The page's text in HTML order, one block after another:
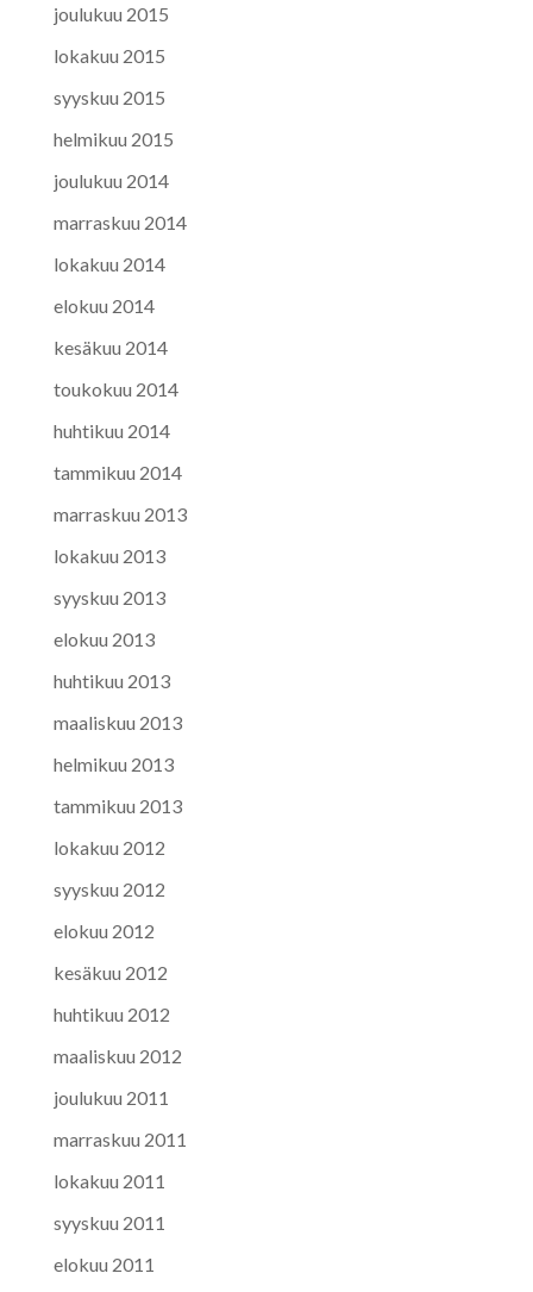
joulukuu 2015
lokakuu 2015
syyskuu 2015
helmikuu 2015
joulukuu 2014
marraskuu 2014
lokakuu 2014
elokuu 2014
kesäkuu 2014
toukokuu 2014
huhtikuu 2014
tammikuu 2014
marraskuu 2013
lokakuu 2013
syyskuu 2013
elokuu 2013
huhtikuu 2013
maaliskuu 2013
helmikuu 2013
tammikuu 2013
lokakuu 2012
syyskuu 2012
elokuu 2012
kesäkuu 2012
huhtikuu 2012
maaliskuu 2012
joulukuu 2011
marraskuu 2011
lokakuu 2011
syyskuu 2011
elokuu 2011